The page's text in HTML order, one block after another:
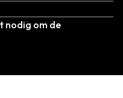
nodig om de